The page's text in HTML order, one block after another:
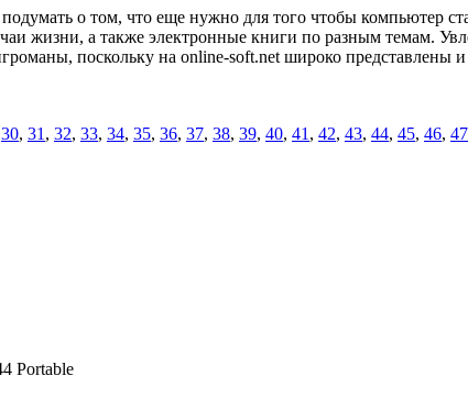
о том, что еще нужно для того чтобы компьютер
жизни, а также электронные книги по разным темам.
поскольку на online-soft.net широко представлены
30, 31 , 32, 33, 34, 35, 36, 37, 38, 39, 40, 41 , 42, 43, 44, 45, 46, 47